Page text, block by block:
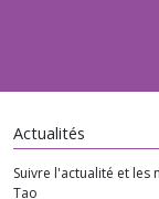
Actualités
Suivre l'actualité et
Tao